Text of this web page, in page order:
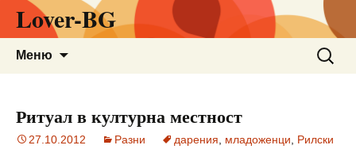
Lover-BG
Меню
за:
Ритуал в културна местност
27.10.2012 Разни дарения младоженци
Рилски